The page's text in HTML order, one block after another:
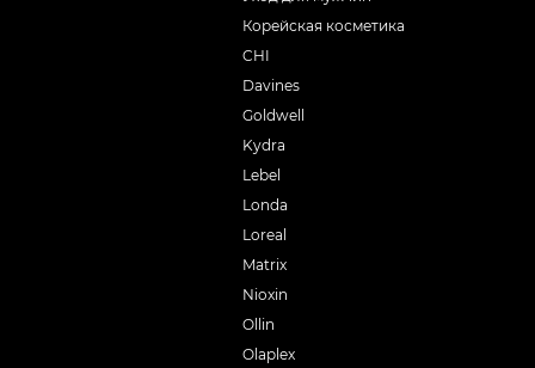
Корейская косметика
CHI
Davines
Goldwell
Kydra
Lebel
Londa
Loreal
Matrix
Nioxin
Ollin
Olaplex